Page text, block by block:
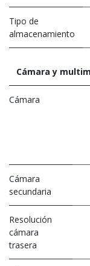
Tipo de
almacenamiento
Cámara y
Cámara
Cámara
secundaria
Resolución
cámara
trasera